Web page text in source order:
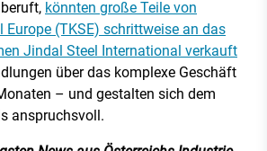
könnten große Teile von
Europe (TKSE) schrittweise an das
Jindal Steel International verkauft
über das komplexe Geschäft
– und gestalten sich dem
anspruchsvoll.